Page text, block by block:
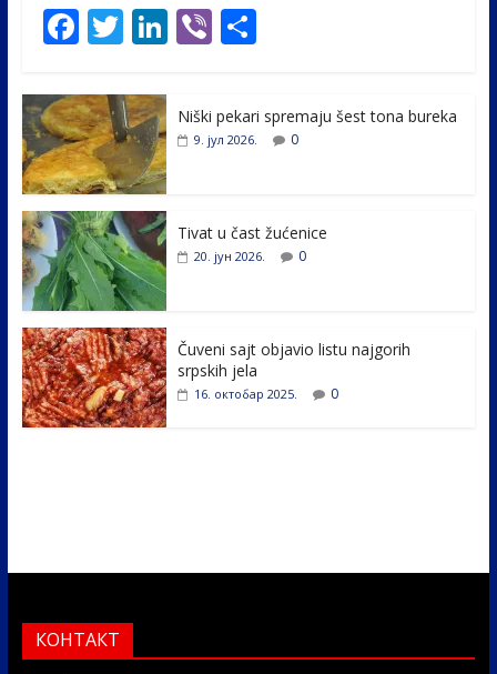
F
e
b
o
o
k
T
itt
er
Li
e
Vi
er
S
e
Niški pekari spremaju šest tona bureka
9. јул 2026. 0
Tivat u čast žućenice
20. јун 2026. 0
Čuveni sajt objavio listu najgorih
srpskih jela
16. октобар 2025. 0
КОНТАКТ